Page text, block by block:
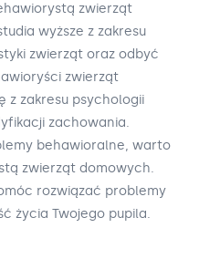
zwierząt
wyższe z zakresu
zwierząt oraz odbyć
zwierząt
z zakresu psychologii
zachowania.
behawioralne, warto
zwierząt domowych.
rozwiązać problemy
życia Twojego pupila.